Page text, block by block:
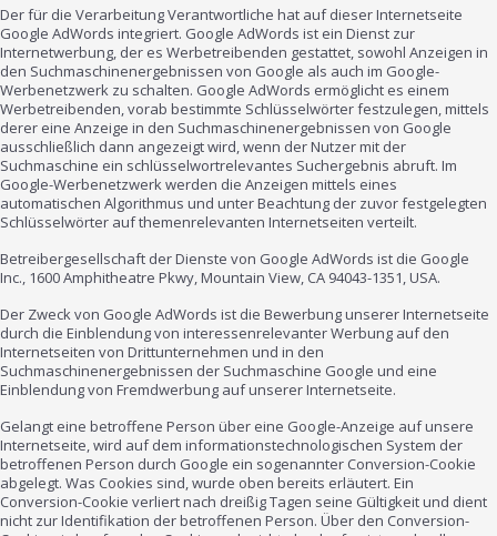
Der für die Verarbeitung Verantwortliche hat auf dieser Internetseite
Google AdWords integriert. Google AdWords ist ein Dienst zur
Internetwerbung, der es Werbetreibenden gestattet, sowohl Anzeigen in
den Suchmaschinenergebnissen von Google als auch im Google-
Werbenetzwerk zu schalten. Google AdWords ermöglicht es einem
Werbetreibenden, vorab bestimmte Schlüsselwörter festzulegen, mittels
derer eine Anzeige in den Suchmaschinenergebnissen von Google
ausschließlich dann angezeigt wird, wenn der Nutzer mit der
Suchmaschine ein schlüsselwortrelevantes Suchergebnis abruft. Im
Google-Werbenetzwerk werden die Anzeigen mittels eines
automatischen Algorithmus und unter Beachtung der zuvor festgelegten
Schlüsselwörter auf themenrelevanten Internetseiten verteilt.
Betreibergesellschaft der Dienste von Google AdWords ist die Google
Inc., 1600 Amphitheatre Pkwy, Mountain View, CA 94043-1351, USA.
Der Zweck von Google AdWords ist die Bewerbung unserer Internetseite
durch die Einblendung von interessenrelevanter Werbung auf den
Internetseiten von Drittunternehmen und in den
Suchmaschinenergebnissen der Suchmaschine Google und eine
Einblendung von Fremdwerbung auf unserer Internetseite.
Gelangt eine betroffene Person über eine Google-Anzeige auf unsere
Internetseite, wird auf dem informationstechnologischen System der
betroffenen Person durch Google ein sogenannter Conversion-Cookie
abgelegt. Was Cookies sind, wurde oben bereits erläutert. Ein
Conversion-Cookie verliert nach dreißig Tagen seine Gültigkeit und dient
nicht zur Identifikation der betroffenen Person. Über den Conversion-